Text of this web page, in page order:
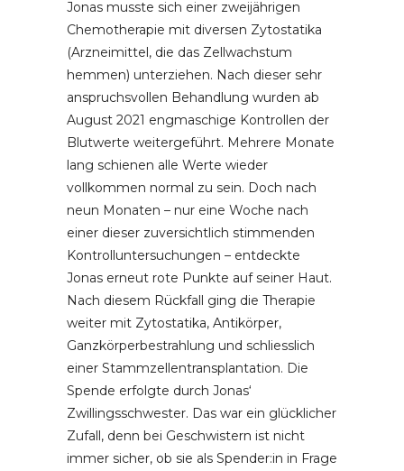
Jonas musste sich einer zweijährigen
Chemotherapie mit diversen Zytostatika
(Arzneimittel, die das Zellwachstum
hemmen) unterziehen. Nach dieser sehr
anspruchsvollen Behandlung wurden ab
August 2021 engmaschige Kontrollen der
Blutwerte weitergeführt. Mehrere Monate
lang schienen alle Werte wieder
vollkommen normal zu sein. Doch nach
neun Monaten – nur eine Woche nach
einer dieser zuversichtlich stimmenden
Kontrolluntersuchungen – entdeckte
Jonas erneut rote Punkte auf seiner Haut.
Nach diesem Rückfall ging die Therapie
weiter mit Zytostatika, Antikörper,
Ganzkörperbestrahlung und schliesslich
einer Stammzellentransplantation. Die
Spende erfolgte durch Jonas‘
Zwillingsschwester. Das war ein glücklicher
Zufall, denn bei Geschwistern ist nicht
immer sicher, ob sie als Spender:in in Frage